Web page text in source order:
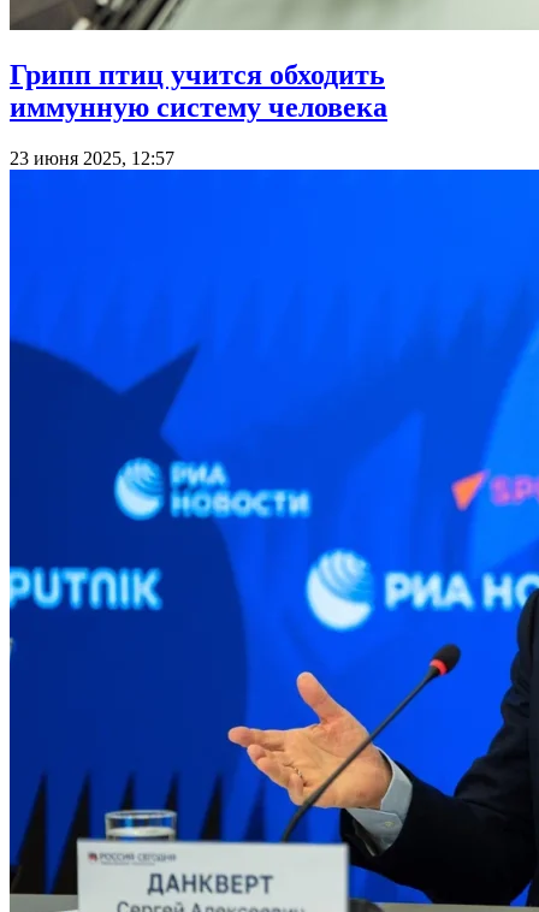
Грипп птиц учится обходить
иммунную систему человека
23 июня 2025, 12:57